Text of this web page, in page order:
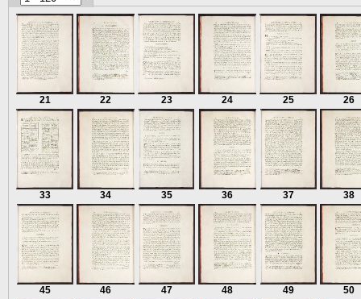
21 22 23 24 25 26
33 34 35 36 37 38
45 46 47 48 49 50